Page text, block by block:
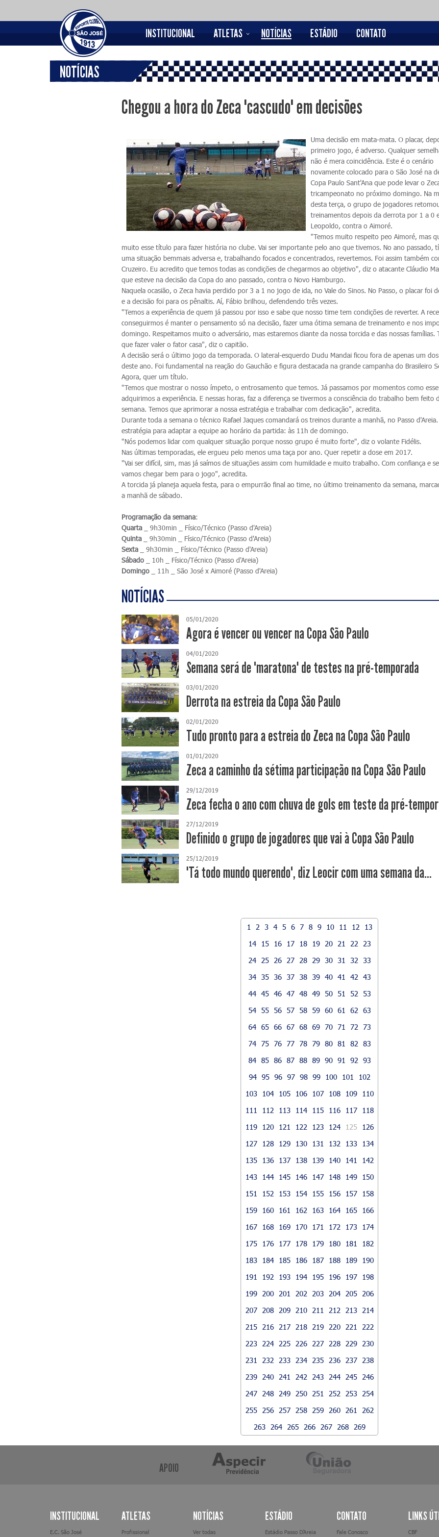
INSTITUCIONAL ATLETAS NOTÍCIAS ESTÁDIO CONTATO
NOTÍCIAS
Chegou a hora do Zeca "cascudo" em decisões
Uma decisão em mata-mata. O placar,
primeiro jogo, é adverso. Qualquer
não é mera coincidência. Este é o cenário
novamente colocado para o São José na
Copa Paulo Sant'Ana que pode levar o
tricampeonato no próximo domingo. Na
desta terça, o grupo de jogadores
treinamentos depois da derrota por 1 a 0
Leopoldo, contra o Aimoré.
"Temos muito respeito peo Aimoré, mas
muito esse título para fazer história no clube. Vai ser importante pelo ano que tivemos. No ano passado,
uma situação bemmais adversa e, trabalhando focados e concentrados, revertemos. Foi assim também
Cruzeiro. Eu acredito que temos todas as condições de chegarmos ao objetivo", diz o atacante Cláudio
que esteve na decisão da Copa do ano passado, contra o Novo Hamburgo.
Naquela ocasião, o Zeca havia perdido por 3 a 1 no jogo de ida, no Vale do Sinos. No Passo, o placar foi
e a decisão foi para os pênaltis. Aí, Fábio brilhou, defendendo três vezes.
"Temos a experiência de quem já passou por isso e sabe que nosso time tem condições de reverter. A
conseguirmos é manter o pensamento só na decisão, fazer uma ótima semana de treinamento e nos
domingo. Respeitamos muito o adversário, mas estaremos diante da nossa torcida e das nossas famílias.
que fazer valer o fator casa", diz o capitão.
A decisão será o último jogo da temporada. O lateral-esquerdo Dudu Mandai ficou fora de apenas um
deste ano. Foi fundamental na reação do Gauchão e figura destacada na grande campanha do Brasileiro
Agora, quer um título.
"Temos que mostrar o nosso ímpeto, o entrosamento que temos. Já passamos por momentos como
adquirimos a experiência. E nessas horas, faz a diferença se tivermos a consciência do trabalho bem feito
semana. Temos que aprimorar a nossa estratégia e trabalhar com dedicação", acredita.
Durante toda a semana o técnico Rafael Jaques comandará os treinos durante a manhã, no Passo
estratégia para adaptar a equipe ao horário da partida: às 11h de domingo.
"Nós podemos lidar com qualquer situação porque nosso grupo é muito forte", diz o volante Fidélis.
Nas últimas temporadas, ele ergueu pelo menos uma taça por ano. Quer repetir a dose em 2017.
"Vai ser difícil, sim, mas já saímos de situações assim com humildade e muito trabalho. Com confiança e
vamos chegar bem para o jogo", acredita.
A torcida já planeja aquela festa, para o empurrão final ao time, no último treinamento da semana,
a manhã de sábado.
Programação da semana:
Quarta _ 9h30min _ Físico/Técnico (Passo d'Areia)
Quinta _ 9h30min _ Físico/Técnico (Passo d'Areia)
Sexta _ 9h30min _ Físico/Técnico (Passo d'Areia)
Sábado _ 10h _ Físico/Técnico (Passo d'Areia)
Domingo _ 11h _ São José x Aimoré (Passo d'Areia)
NOTÍCIAS
05/01/2020
Agora é vencer ou vencer na Copa São Paulo
04/01/2020
Semana será de "maratona" de testes na pré-temporada
03/01/2020
Derrota na estreia da Copa São Paulo
02/01/2020
Tudo pronto para a estreia do Zeca na Copa São Paulo
01/01/2020
Zeca a caminho da sétima participação na Copa São Paulo
29/12/2019
Zeca fecha o ano com chuva de gols em teste da pré-
27/12/2019
Definido o grupo de jogadores que vai à Copa São Paulo
25/12/2019
"Tá todo mundo querendo", diz Leocir com uma semana da...
1 2 3 4 5 6 7 8 9 10 11 12
13
14
15 16 17 18 19 20 21 22
23
24
25 26 27 28 29 30 31 32
33
34 35 36 37 38 39 40 41 42
43
44 45 46 47 48 49 50 51 52
53
54 55 56 57 58 59 60 61 62
63
64 65 66 67 68 69 70 71 72
73
74 75 76 77 78 79 80 81 82
83
84 85 86 87 88 89 90 91 92
93
94 95 96 97 98 99 100 101
102
103
104 105 106 107 108 109
110
111
112 113 114 115 116 117
118
119
120 121 122 123 124 125
126
127
128 129 130 131 132 133
134
135
136 137 138 139 140 141
142
143
144 145 146 147 148 149
150
151
152 153 154 155 156 157
158
159
160 161 162 163 164 165
166
167
168 169 170 171 172 173
174
175
176 177 178 179 180 181
182
183
184 185 186 187 188 189
190
191
192 193 194 195 196 197
198
199
200 201 202 203 204 205
206
207
208 209 210 211 212 213
214
215
216 217 218 219 220 221
222
223
224 225 226 227 228 229
230
231
232 233 234 235 236 237
238
239
240 241 242 243 244 245
246
247
248 249 250 251 252 253
254
255
256 257 258 259 260 261
262
263
264 265 266 267 268 269
APOIO
INSTITUCIONAL
E.C. São José
ATLETAS
Profissional
NOTÍCIAS
Ver todas
ESTÁDIO
Estádio Passo D’Areia
CONTATO
Fale Conosco
LINKS
CBF